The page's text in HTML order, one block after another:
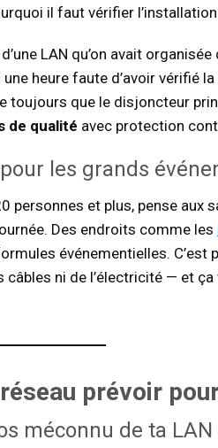
il faut vérifier
LAN qu’on avait
heure faute d’avoir vérifié
toujours que le disjoncteur
de qualité avec protection
les grands
personnes et plus, pense
Des endroits comme les
événementielles. C’est
câbles ni de l’électricité — et
prévoir
méconnu de ta LAN